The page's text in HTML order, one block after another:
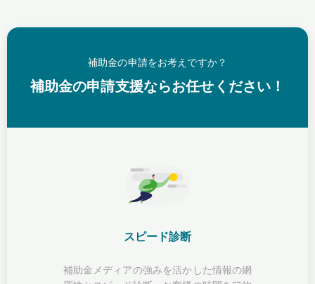
補助金の申請をお考えですか？
補助金の申請支援ならお任せください！
スピード診断
補助金メディアの強みを活かした情報の網